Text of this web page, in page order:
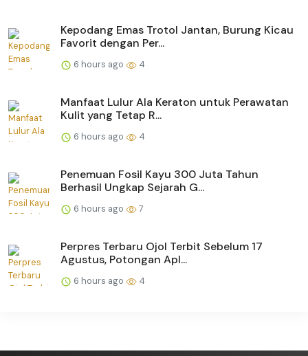
Kepodang Emas Trotol Jantan, Burung Kicau
Favorit dengan Per...
6 hours ago 4
Manfaat Lulur Ala Keraton untuk Perawatan
Kulit yang Tetap R...
6 hours ago 4
Penemuan Fosil Kayu 300 Juta Tahun
Berhasil Ungkap Sejarah G...
6 hours ago 7
Perpres Terbaru Ojol Terbit Sebelum 17
Agustus, Potongan Apl...
6 hours ago 4